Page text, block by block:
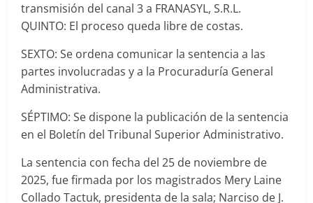
transmisión del canal 3 a FRANASYL, S.R.L.
QUINTO: El proceso queda libre de costas.
SEXTO: Se ordena comunicar la sentencia a las
partes involucradas y a la Procuraduría General
Administrativa.
SÉPTIMO: Se dispone la publicación de la sentencia
en el Boletín del Tribunal Superior Administrativo.
La sentencia con fecha del 25 de noviembre de
2025, fue firmada por los magistrados Mery Laine
Collado Tactuk, presidenta de la sala; Narciso de J.